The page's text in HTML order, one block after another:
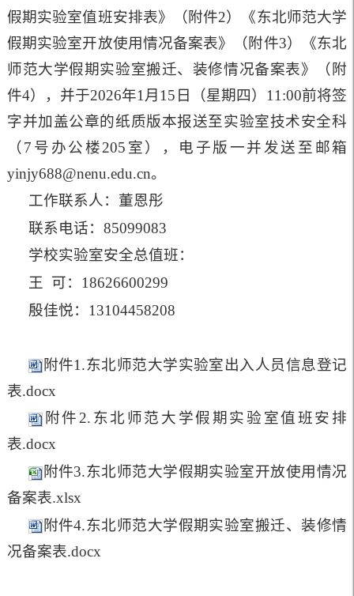
假期实验室值班安排表》（附件2）《东北师范大学
假期实验室开放使用情况备案表》（附件3）《东北
师范大学假期实验室搬迁、装修情况备案表》（附
件4），并于2026年1月15日（星期四）11:00前将签
字并加盖公章的纸质版本报送至实验室技术安全科
（7号办公楼205室），电子版一并发送至邮箱
yinjy688@nenu.edu.cn。
工作联系人：董恩彤
联系电话：85099083
学校实验室安全总值班：
王 可：18626600299
殷佳悦：13104458208
附件1.东北师范大学实验室出入人员信息登记
表.docx
附件2.东北师范大学假期实验室值班安排
表.docx
附件3.东北师范大学假期实验室开放使用情况
备案表.xlsx
附件4.东北师范大学假期实验室搬迁、装修情
况备案表.docx